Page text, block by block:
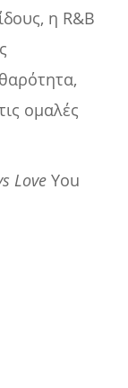
η R&B
ομαλές
LoveYou